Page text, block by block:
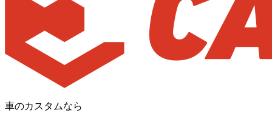
車のカスタムなら